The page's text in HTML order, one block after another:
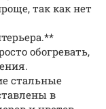
так как нет
обогревать,
стальные
в